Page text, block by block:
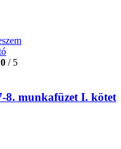
0 / 5
8. munkafüzet I. kötet